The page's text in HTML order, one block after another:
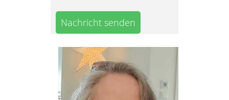
Nachricht senden